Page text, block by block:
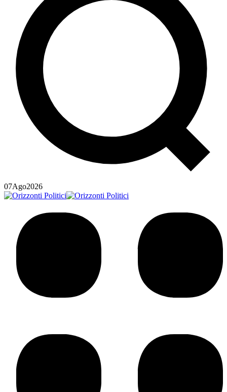
07Ago2026